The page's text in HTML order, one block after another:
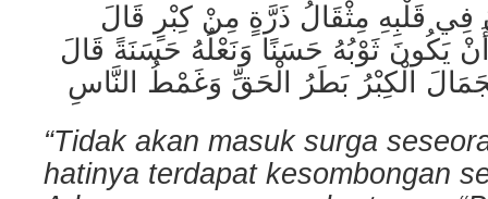
فِي قَلْبِهِ مِثْقَالُ ذَرَّةٍ مِنْ كِبْرٍ قَالَ
يَكُونَ ثَوْبُهُ حَسَنًا وَنَعْلُهُ حَسَنَةً قَالَ
الْكِبْرُ بَطَرُ الْحَقِّ وَغَمْطُ النَّاسِ
“Tidak akan masuk surga
hatinya terdapat kesombongan